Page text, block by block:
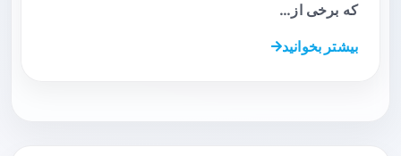
که برخی از…
بیشتر بخوانید